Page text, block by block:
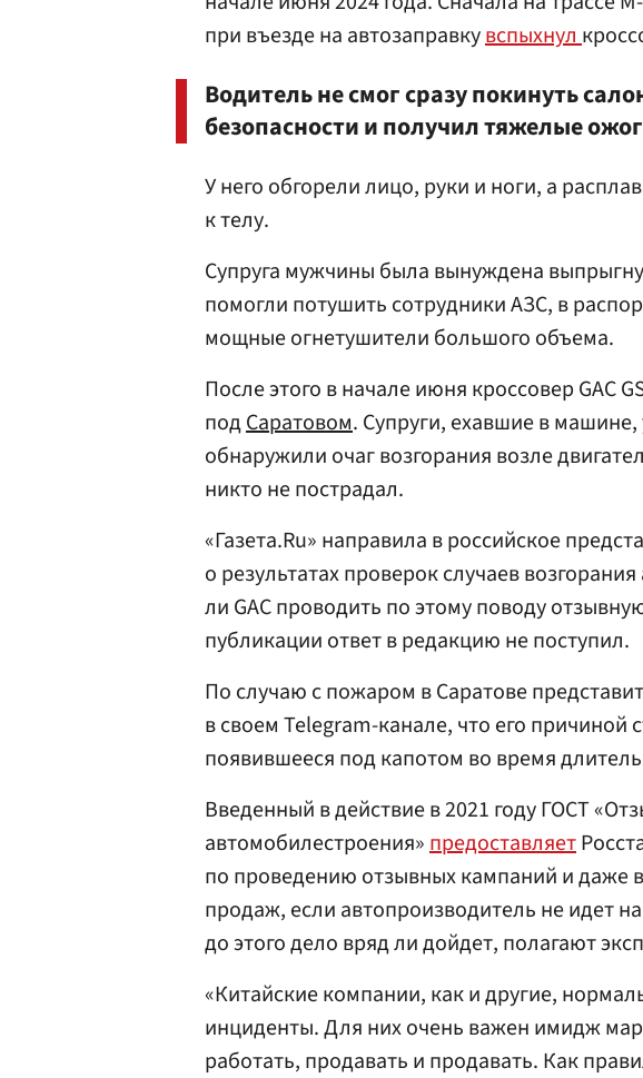
при въезде на автозаправкувспыхнул
Водитель не смог сразу покинуть
безопасности и получил тяжелые
У него обгорели лицо, руки и ноги, а
к телу.
Супруга мужчины была вынуждена
помогли потушить сотрудники АЗС, в
мощные огнетушители большого объема.
После этого в начале июня кроссовер GAC
подСаратовом. Супруги, ехавшие в
обнаружили очаг возгорания возле
никто не пострадал.
«Газета.Ru» направила в российское
о результатах проверок случаев
ли GAC проводить по этому поводу
публикации ответ в редакцию не поступил.
По случаю с пожаром в Саратове
в своем Telegram-канале, что его причиной
появившееся под капотом во время
Введенный в действие в 2021 году ГОСТ
автомобилестроения»предоставляет
по проведению отзывных кампаний и даже
продаж, если автопроизводитель не идет
до этого дело вряд ли дойдет, полагают
«Китайские компании, как и другие,
инциденты. Для них очень важен имидж
работать, продавать и продавать. Как